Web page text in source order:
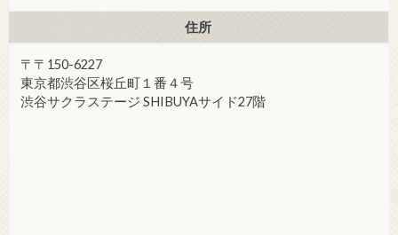
住所
〒〒150-6227
東京都渋谷区桜丘町１番４号
渋谷サクラステージ SHIBUYAサイド27階